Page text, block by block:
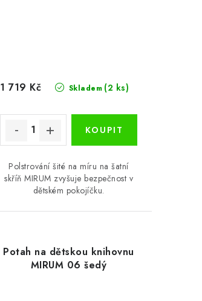
Skladem (2 ks)
1 719 Kč
Polstrování šité na míru na šatní
skříň MIRUM zvyšuje bezpečnost v
dětském pokojíčku.
Potah na dětskou knihovnu
MIRUM 06 šedý